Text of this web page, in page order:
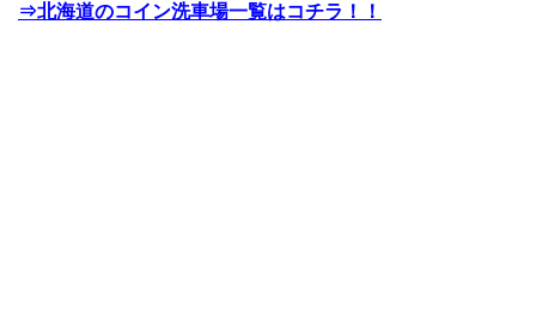
⇒北海道のコイン洗車場一覧はコチラ！！